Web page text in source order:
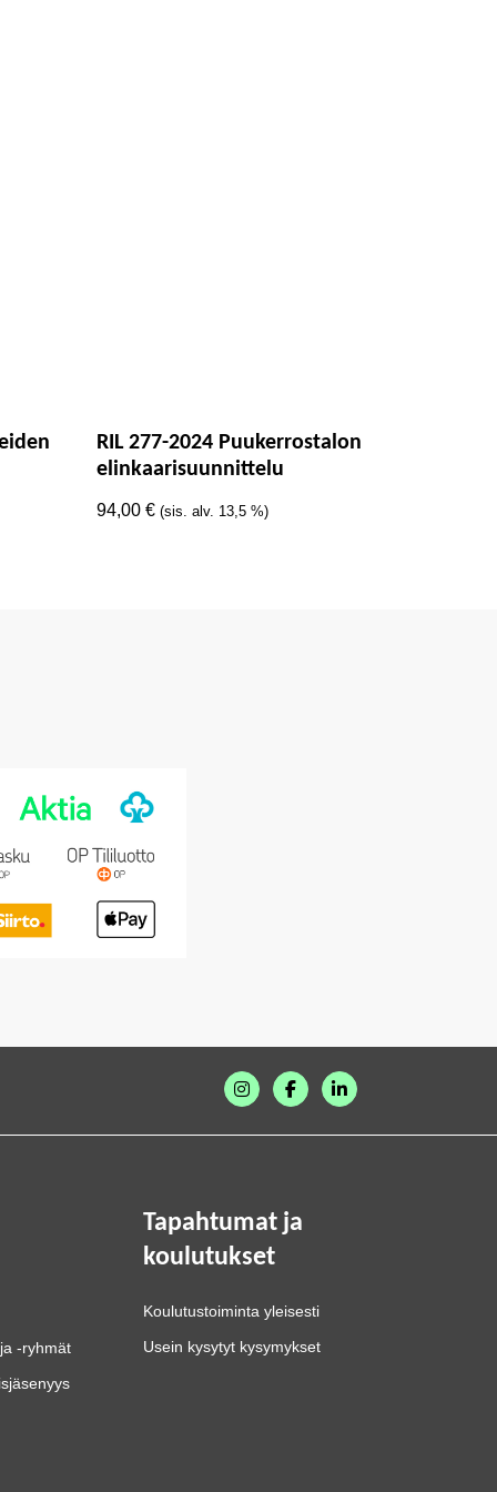
RIL 277-2024 Puukerrostalon
elinkaarisuunnittelu
94,00 € (sis. alv. 13,5 %)
-ryhmät
Tapahtumat ja
koulutukset
Koulutustoiminta yleisesti
Usein kysytyt kysymykset